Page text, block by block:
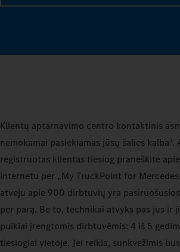
Klientų aptarnavimo centro kontaktinis
nemokamai pasiekiamas jūsų šalies kalba3.
registruotas klientas tiesiog praneškite
internetu per „My TruckPoint for
atveju apie 900 dirbtuvių yra
per parą. Be to, technikai atvyks pas jus ir
puikiai įrengtomis dirbtuvėmis: 4 iš 5
tiesiogiai vietoje. Jei reikia, sunkvežimis